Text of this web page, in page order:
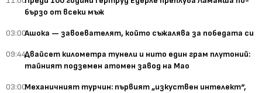
бързо от всеки мъж
03:00Ашока — завоевателят, който съжалява за победата си
09:44Двайсет километра тунели и нито един грам плутоний:
тайният подземен атомен завод на Мао
03:00Механичният турчин: първият „изкуствен интелект“,